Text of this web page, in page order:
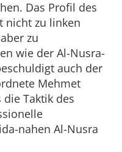
Das Profil des
nicht zu linken
zu
wie der Al-Nusra-
auch der
Mehmet
Taktik des
nahen Al-Nusra